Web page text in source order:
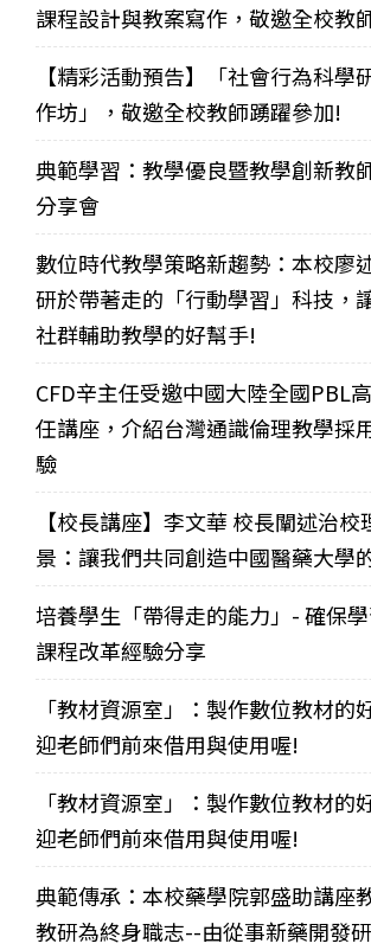
課程設計與教案寫作，敬邀全校教
【精彩活動預告】「社會行為科學
作坊」，敬邀全校教師踴躍參加!
典範學習：教學優良暨教學創新教
分享會
數位時代教學策略新趨勢：本校廖
研於帶著走的「行動學習」科技，
社群輔助教學的好幫手!
CFD辛主任受邀中國大陸全國PBL
任講座，介紹台灣通識倫理教學採
驗
【校長講座】李文華 校長闡述治校
景：讓我們共同創造中國醫藥大學
培養學生「帶得走的能力」- 確保
課程改革經驗分享
「教材資源室」：製作數位教材的
迎老師們前來借用與使用喔!
「教材資源室」：製作數位教材的
迎老師們前來借用與使用喔!
典範傳承：本校藥學院郭盛助講座
教研為終身職志--由從事新藥開發